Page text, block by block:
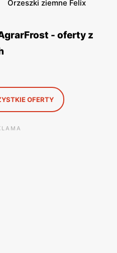
Orzeszki ziemne Felix
- oferty z
OFERTY